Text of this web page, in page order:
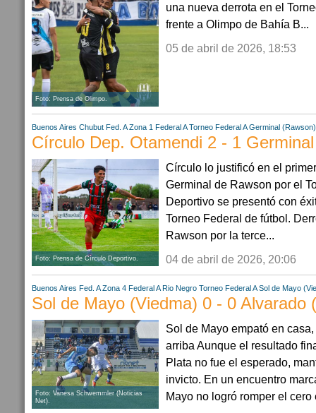
Foto: Prensa de Olimpo.
una nueva derrota en el
frente a Olimpo de Bahía B...
05 de abril de 2026, 18:53
Buenos Aires Chubut Fed. A Zona 1 Federal A Torneo Federal A Germinal (Rawson)
Círculo Dep. Otamendi 2 - 1
Foto: Prensa de Círculo Deportivo.
Círculo lo justificó en el
Germinal de Rawson por el
Deportivo se presentó con
Torneo Federal de fútbol.
Rawson por la terce...
04 de abril de 2026, 20:06
Buenos Aires Fed. A Zona 4 Federal A Rio Negro Torneo Federal A Sol de Mayo
Sol de Mayo (Viedma) 0 - 0 Alvarado
Foto: Vanesa Schwemmler (Noticias
Net).
Sol de Mayo empató en
arriba Aunque el resultado
Plata no fue el esperado,
invicto. En un encuentro
Mayo no logró romper el